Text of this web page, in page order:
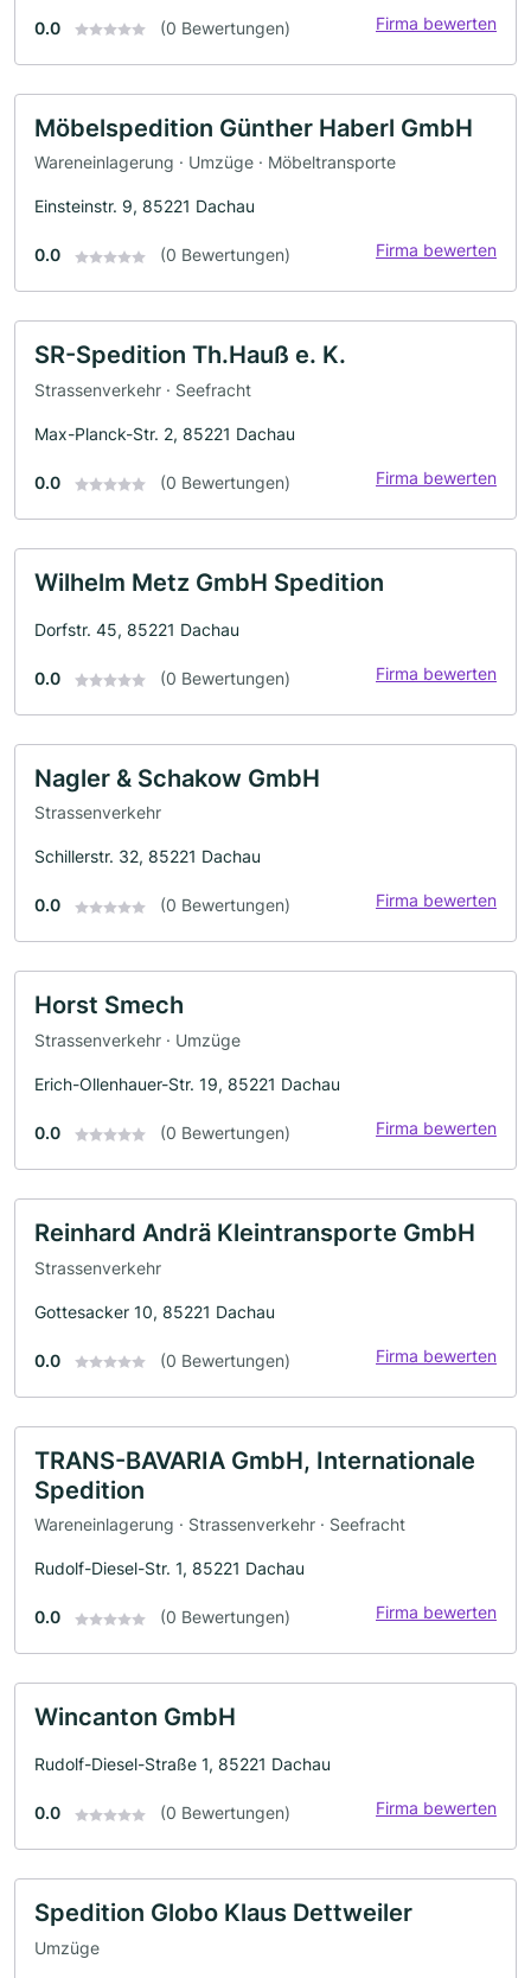
0.0 (0 Bewertungen) Firma bewerten
Möbelspedition Günther Haberl GmbH
Wareneinlagerung · Umzüge · Möbeltransporte
Einsteinstr. 9, 85221 Dachau
0.0 (0 Bewertungen) Firma bewerten
SR-Spedition Th.Hauß e. K.
Strassenverkehr · Seefracht
Max-Planck-Str. 2, 85221 Dachau
0.0 (0 Bewertungen) Firma bewerten
Wilhelm Metz GmbH Spedition
Dorfstr. 45, 85221 Dachau
0.0 (0 Bewertungen) Firma bewerten
Nagler & Schakow GmbH
Strassenverkehr
Schillerstr. 32, 85221 Dachau
0.0 (0 Bewertungen) Firma bewerten
Horst Smech
Strassenverkehr · Umzüge
Erich-Ollenhauer-Str. 19, 85221 Dachau
0.0 (0 Bewertungen) Firma bewerten
Reinhard Andrä Kleintransporte GmbH
Strassenverkehr
Gottesacker 10, 85221 Dachau
0.0 (0 Bewertungen) Firma bewerten
TRANS-BAVARIA GmbH, Internationale
Spedition
Wareneinlagerung · Strassenverkehr · Seefracht
Rudolf-Diesel-Str. 1, 85221 Dachau
0.0 (0 Bewertungen) Firma bewerten
Wincanton GmbH
Rudolf-Diesel-Straße 1, 85221 Dachau
0.0 (0 Bewertungen) Firma bewerten
Spedition Globo Klaus Dettweiler
Umzüge